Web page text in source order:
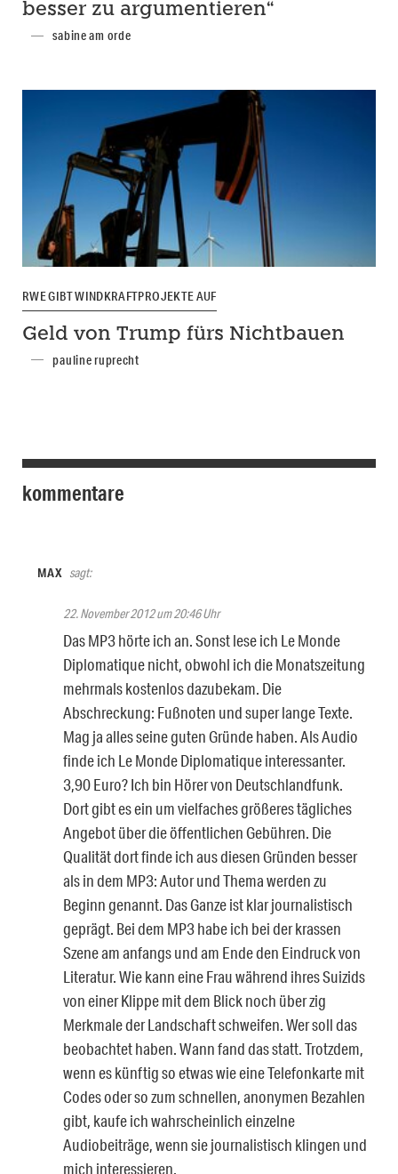
besser zu argumentieren“
sabine am orde
RWE GIBT WINDKRAFTPROJEKTE AUF
Geld von Trump fürs Nichtbauen
pauline ruprecht
kommentare
MAX sagt:
22. November 2012 um 20:46 Uhr
Das MP3 hörte ich an. Sonst lese ich Le Monde
Diplomatique nicht, obwohl ich die Monatszeitung
mehrmals kostenlos dazubekam. Die
Abschreckung: Fußnoten und super lange Texte.
Mag ja alles seine guten Gründe haben. Als Audio
finde ich Le Monde Diplomatique interessanter.
3,90 Euro? Ich bin Hörer von Deutschlandfunk.
Dort gibt es ein um vielfaches größeres tägliches
Angebot über die öffentlichen Gebühren. Die
Qualität dort finde ich aus diesen Gründen besser
als in dem MP3: Autor und Thema werden zu
Beginn genannt. Das Ganze ist klar journalistisch
geprägt. Bei dem MP3 habe ich bei der krassen
Szene am anfangs und am Ende den Eindruck von
Literatur. Wie kann eine Frau während ihres Suizids
von einer Klippe mit dem Blick noch über zig
Merkmale der Landschaft schweifen. Wer soll das
beobachtet haben. Wann fand das statt. Trotzdem,
wenn es künftig so etwas wie eine Telefonkarte mit
Codes oder so zum schnellen, anonymen Bezahlen
gibt, kaufe ich wahrscheinlich einzelne
Audiobeiträge, wenn sie journalistisch klingen und
mich interessieren.